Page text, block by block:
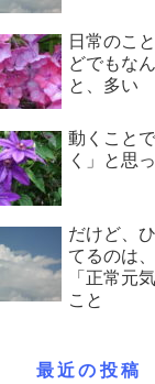
日常のこ
どでもな
と、多い
動くこと
く」と思
だけど、
てるのは
「正常元
こと
最近の投稿